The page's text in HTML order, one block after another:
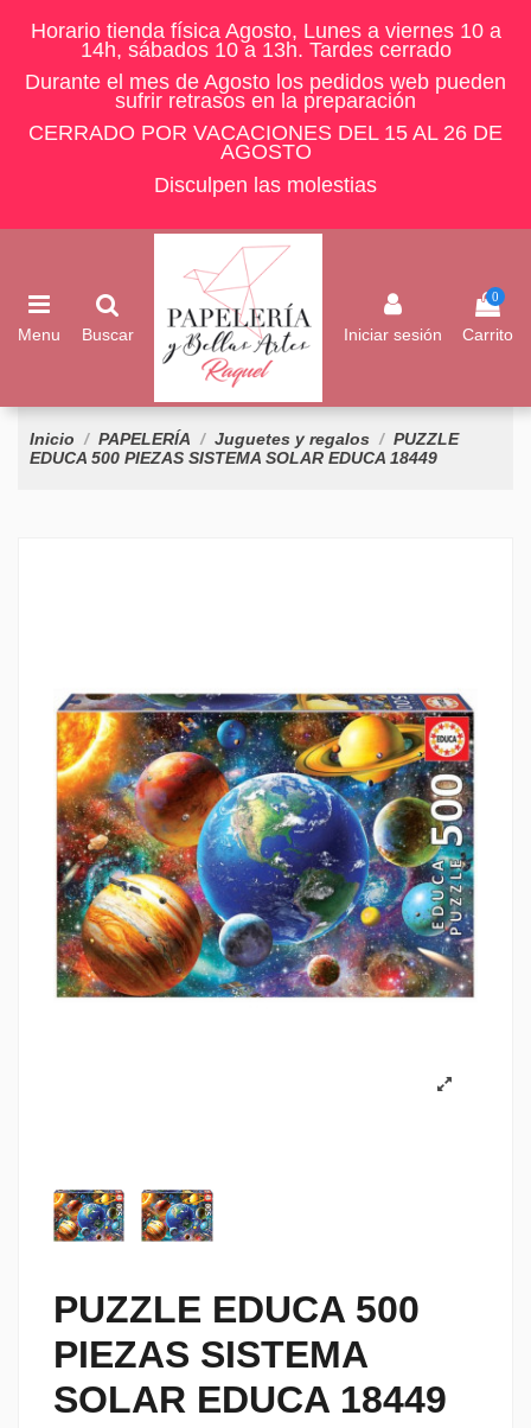
Horario tienda física Agosto, Lunes a viernes 10 a
14h, sábados 10 a 13h. Tardes cerrado
Durante el mes de Agosto los pedidos web pueden
sufrir retrasos en la preparación
CERRADO POR VACACIONES DEL 15 AL 26 DE
AGOSTO
Disculpen las molestias
Menu Buscar Iniciar sesión
0
Carrito
Inicio PAPELERÍA Juguetes y regalos
PUZZLE
EDUCA 500 PIEZAS SISTEMA SOLAR EDUCA 18449
PUZZLE EDUCA 500
PIEZAS SISTEMA
SOLAR EDUCA 18449